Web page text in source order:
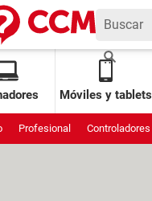
Móviles y tablets
Profesional Controladores